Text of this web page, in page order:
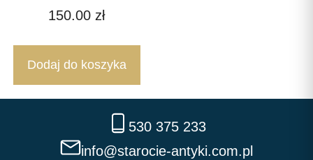
150.00 zł
Dodaj do koszyka
530 375 233
info@starocie-antyki.com.pl